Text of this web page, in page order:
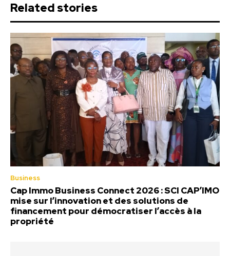
Related stories
Business
Cap Immo Business Connect 2026 : SCI CAP’IMO
mise sur l’innovation et des solutions de
financement pour démocratiser l’accès à la
propriété